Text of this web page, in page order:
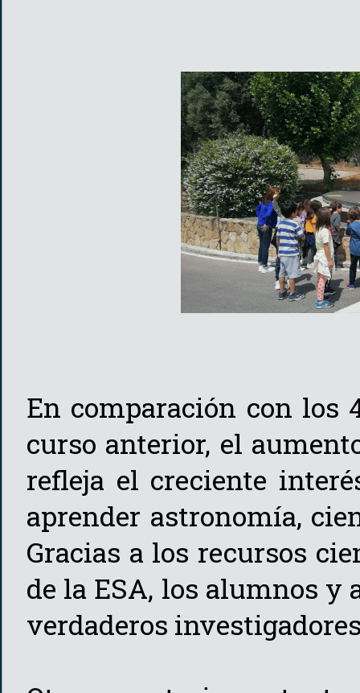
En comparación con los
curso anterior, el
refleja el creciente
aprender astronomía,
Gracias a los recursos
de la ESA, los alumnos y
verdaderos